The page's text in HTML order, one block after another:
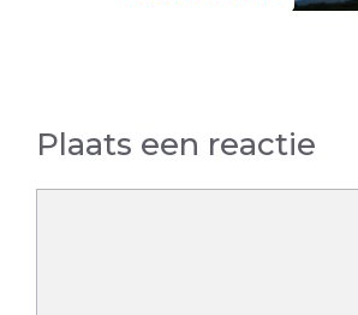
Plaats een reactie